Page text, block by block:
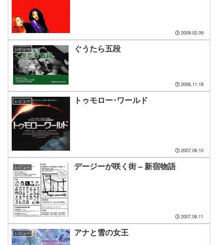
2009.02.09
レビュー ぐうたら五段
2006.11.18
レビュー トゥモロー･ワールド
2007.06.10
レビュー デージーが咲く街 – 新宿物語
2007.06.11
レビュー アナと雪の女王